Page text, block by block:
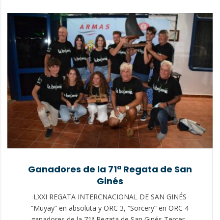
Ganadores de la 71ª Regata de San
Ginés
LXXI REGATA INTERCNACIONAL DE SAN GINÉS
“Muyay” en absoluta y ORC 3, “Sorcery” en ORC 4